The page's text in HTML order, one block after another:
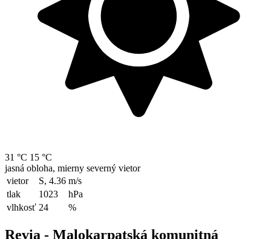
31 °C 15 °C
jasná obloha, mierny severný vietor
vietor
S, 4.36 m/s
tlak
1023
hPa
vlhkosť 24 %
Revia - Malokarpatská komunitná